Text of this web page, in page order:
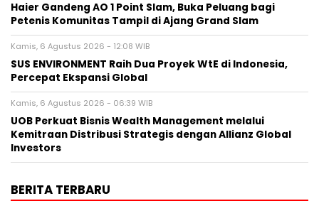
Haier Gandeng AO 1 Point Slam, Buka Peluang bagi
Petenis Komunitas Tampil di Ajang Grand Slam
Kamis, 6 Agustus 2026 - 12:08 WIB
SUS ENVIRONMENT Raih Dua Proyek WtE di Indonesia,
Percepat Ekspansi Global
Kamis, 6 Agustus 2026 - 06:39 WIB
UOB Perkuat Bisnis Wealth Management melalui
Kemitraan Distribusi Strategis dengan Allianz Global
Investors
BERITA TERBARU